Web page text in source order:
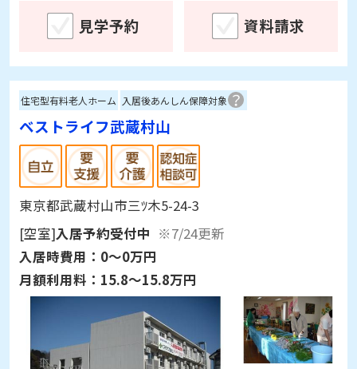
見学予約 資料請求
住宅型有料老人ホーム 入居後あんしん保障対象
ベストライフ武蔵村山
東京都武蔵村山市三ﾂ木5-24-3
[空室]入居予約受付中 ※7/24更新
入居時費用： 0～0万円
月額利用料： 15.8～15.8万円